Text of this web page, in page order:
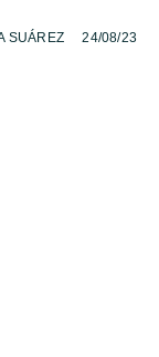
SUÁREZ 24/08/23